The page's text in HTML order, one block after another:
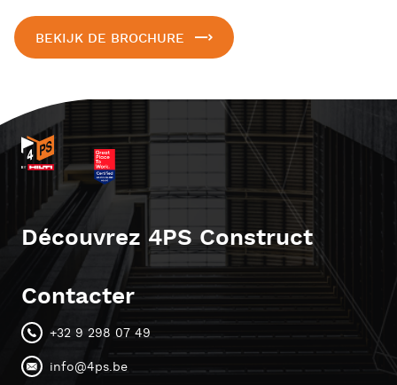
BEKIJK DE BROCHURE
Découvrez 4PS Construct
Contacter
+32 9 298 07 49
info@4ps.be